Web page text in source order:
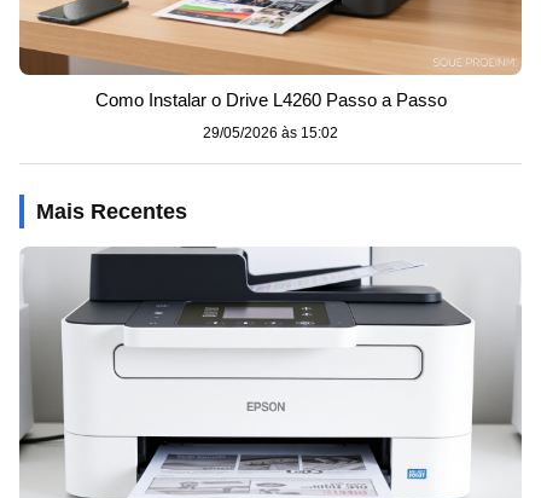
Como Instalar o Drive L4260 Passo a Passo
29/05/2026 às 15:02
Mais Recentes